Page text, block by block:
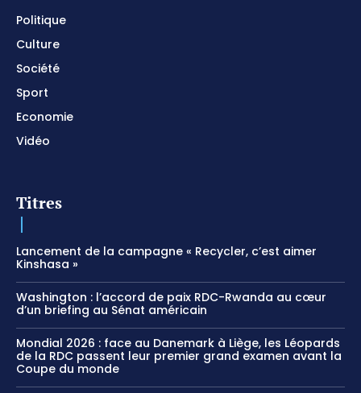
Politique
Culture
Société
Sport
Economie
Vidéo
Titres
Lancement de la campagne « Recycler, c’est aimer
Kinshasa »
Washington : l’accord de paix RDC-Rwanda au cœur
d’un briefing au Sénat américain
Mondial 2026 : face au Danemark à Liège, les Léopards
de la RDC passent leur premier grand examen avant la
Coupe du monde